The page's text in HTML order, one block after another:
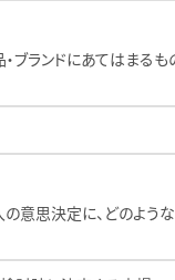
ブランドにあてはまる
意思決定に、どのよう